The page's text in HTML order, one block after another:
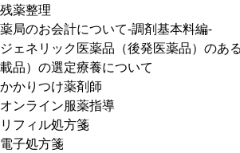
残薬整理
薬局のお会計について-調剤基本料編-
ジェネリック医薬品（後発医薬品）のあ
載品）の選定療養について
かかりつけ薬剤師
オンライン服薬指導
リフィル処方箋
電子処方箋